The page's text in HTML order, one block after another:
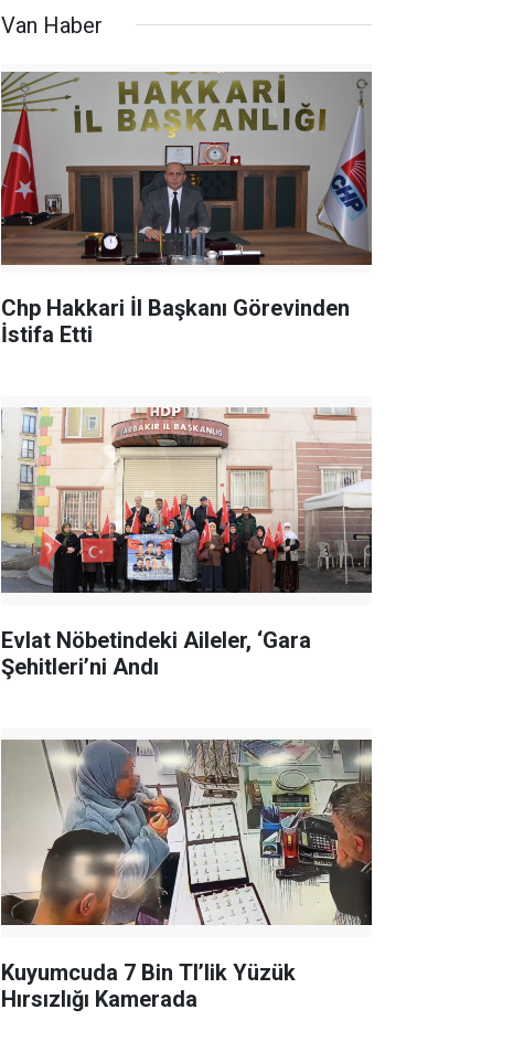
Van Haber
Chp Hakkari İl Başkanı Görevinden
İstifa Etti
Evlat Nöbetindeki Aileler, ‘Gara
Şehitleri’ni Andı
Kuyumcuda 7 Bin Tl’lik Yüzük
Hırsızlığı Kamerada